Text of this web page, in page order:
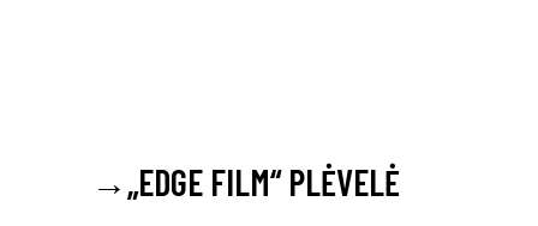
→„EDGE FILM“ PLĖVELĖ